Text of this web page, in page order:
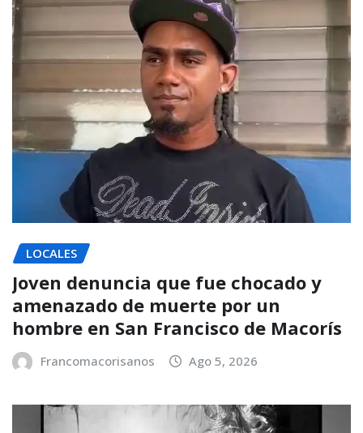
LOCALES
Joven denuncia que fue chocado y
amenazado de muerte por un
hombre en San Francisco de Macorís
Francomacorisanos Ago 5, 2026